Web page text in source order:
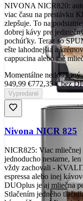
NIVONA NICR820:
viac času na prestávku
zlepšuje. To
dobrej kávy pre
pochúťky. Teraz so
ešte lahodnejšia a
cappucina alebo iné
Momentálne nedostupný
949,99 €772,35 €bez
Vypredané
Nivona NICR 825
NICR825: Viac mliečnej
jednoducho nestarne,
vždy zachovali -
espressa alebo inej
DUOplus je aj mliečna
Stlačením jedného